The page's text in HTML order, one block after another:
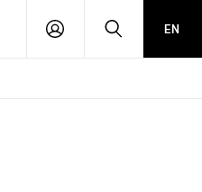
PŘIHLÁSIT HLEDATEN